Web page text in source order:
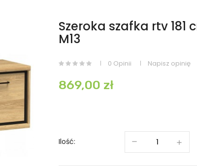
Szeroka szafka rtv 181
M13
0 Opinii Napisz opinię
869,00 zł
Ilość: